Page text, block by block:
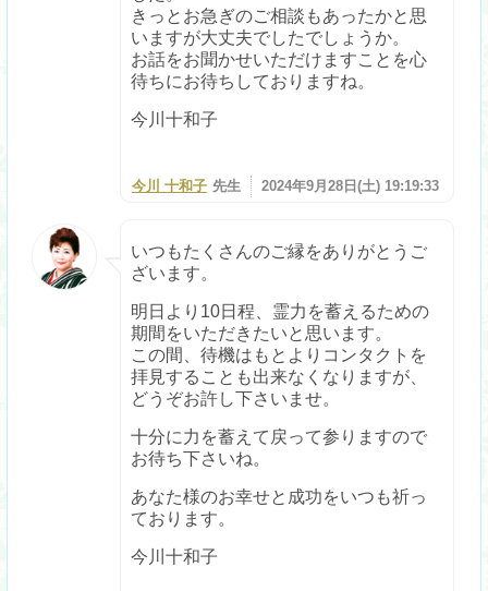
きっとお急ぎのご相談もあったかと思
いますが大丈夫でしたでしょうか。
お話をお聞かせいただけますことを心
待ちにお待ちしておりますね。
今川十和子
今川 十和子 先生 2024年9月28日(土) 19:19:33
いつもたくさんのご縁をありがとうご
ざいます。
明日より10日程、霊力を蓄えるための
期間をいただきたいと思います。
この間、待機はもとよりコンタクトを
拝見することも出来なくなりますが、
どうぞお許し下さいませ。
十分に力を蓄えて戻って参りますので
お待ち下さいね。
あなた様のお幸せと成功をいつも祈っ
ております。
今川十和子